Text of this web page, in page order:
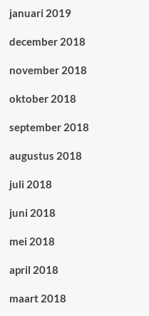
januari 2019
december 2018
november 2018
oktober 2018
september 2018
augustus 2018
juli 2018
juni 2018
mei 2018
april 2018
maart 2018